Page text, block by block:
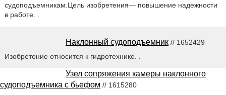
судоподъемникам.Цель изобретения— повышение надежности
в работе. .
Наклонный судоподъемник // 1652429
Изобретение относится к гидротехнике. .
Узел сопряжения камеры наклонного
судоподъемника с бьефом // 1615280